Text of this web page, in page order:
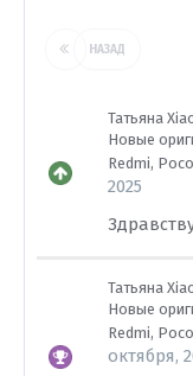
НАЗАД
Татьяна
Новые
Redmi,
2025
Татьяна
Новые
Redmi,
октября,